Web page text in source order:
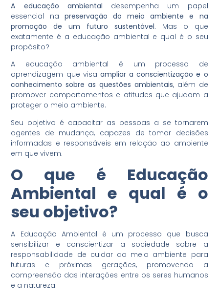
A educação ambiental desempenha um papel
essencial na preservação do meio ambiente e na
promoção de um futuro sustentável. Mas o que
exatamente é a educação ambiental e qual é o seu
propósito?
A educação ambiental é um processo de
aprendizagem que visa ampliar a conscientização e o
conhecimento sobre as questões ambientais, além de
promover comportamentos e atitudes que ajudam a
proteger o meio ambiente.
Seu objetivo é capacitar as pessoas a se tornarem
agentes de mudança, capazes de tomar decisões
informadas e responsáveis em relação ao ambiente
em que vivem.
O que é Educação
Ambiental e qual é o
seu objetivo?
A Educação Ambiental é um processo que busca
sensibilizar e conscientizar a sociedade sobre a
responsabilidade de cuidar do meio ambiente para
futuras e próximas gerações, promovendo a
compreensão das interações entre os seres humanos
e a natureza.